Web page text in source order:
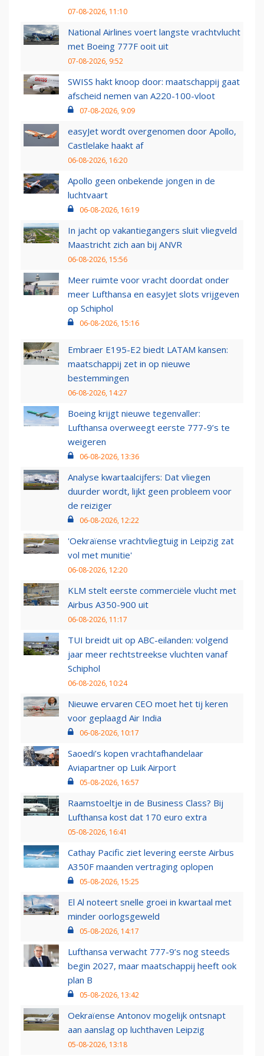
07-08-2026, 11:10
National Airlines voert langste vrachtvlucht
met Boeing 777F ooit uit
07-08-2026, 9:52
SWISS hakt knoop door: maatschappij gaat
afscheid nemen van A220-100-vloot
07-08-2026, 9:09
easyJet wordt overgenomen door Apollo,
Castlelake haakt af
06-08-2026, 16:20
Apollo geen onbekende jongen in de
luchtvaart
06-08-2026, 16:19
In jacht op vakantiegangers sluit vliegveld
Maastricht zich aan bij ANVR
06-08-2026, 15:56
Meer ruimte voor vracht doordat onder
meer Lufthansa en easyJet slots vrijgeven
op Schiphol
06-08-2026, 15:16
Embraer E195-E2 biedt LATAM kansen:
maatschappij zet in op nieuwe
bestemmingen
06-08-2026, 14:27
Boeing krijgt nieuwe tegenvaller:
Lufthansa overweegt eerste 777-9’s te
weigeren
06-08-2026, 13:36
Analyse kwartaalcijfers: Dat vliegen
duurder wordt, lijkt geen probleem voor
de reiziger
06-08-2026, 12:22
'Oekraïense vrachtvliegtuig in Leipzig zat
vol met munitie'
06-08-2026, 12:20
KLM stelt eerste commerciële vlucht met
Airbus A350-900 uit
06-08-2026, 11:17
TUI breidt uit op ABC-eilanden: volgend
jaar meer rechtstreekse vluchten vanaf
Schiphol
06-08-2026, 10:24
Nieuwe ervaren CEO moet het tij keren
voor geplaagd Air India
06-08-2026, 10:17
Saoedi’s kopen vrachtafhandelaar
Aviapartner op Luik Airport
05-08-2026, 16:57
Raamstoeltje in de Business Class? Bij
Lufthansa kost dat 170 euro extra
05-08-2026, 16:41
Cathay Pacific ziet levering eerste Airbus
A350F maanden vertraging oplopen
05-08-2026, 15:25
El Al noteert snelle groei in kwartaal met
minder oorlogsgeweld
05-08-2026, 14:17
Lufthansa verwacht 777-9’s nog steeds
begin 2027, maar maatschappij heeft ook
plan B
05-08-2026, 13:42
Oekraïense Antonov mogelijk ontsnapt
aan aanslag op luchthaven Leipzig
05-08-2026, 13:18